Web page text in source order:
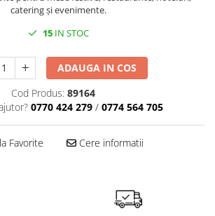
BRONZ
& BAVETE
catering și evenimente.
15IN STOC
ADAUGA IN COS
Cod Produs: 89164
0770 424 279 / 0774 564 705
Favorite Cere informatii